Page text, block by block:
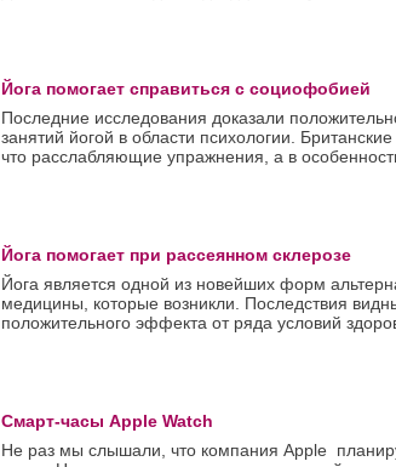
Йога помогает справиться с социофобией
Последние исследования доказали
занятий йогой в области психологии.
что расслабляющие упражнения, а в
Йога помогает при рассеянном склерозе
Йога является одной из новейших форм
медицины, которые возникли. Последствия
положительного эффекта от ряда условий
Смарт-часы Apple Watch
Не раз мы слышали, что компания Apple